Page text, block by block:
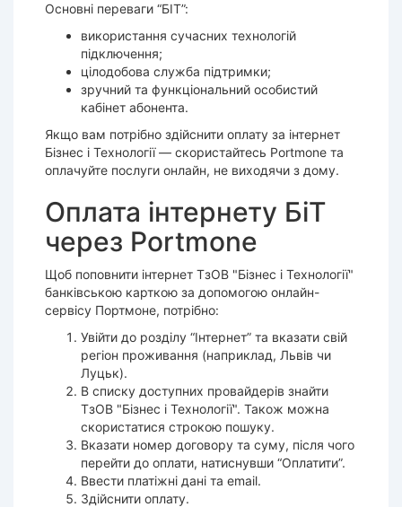
Основні переваги “БІТ”:
використання сучасних технологій
підключення;
цілодобова служба підтримки;
зручний та функціональний особистий
кабінет абонента.
Якщо вам потрібно здійснити оплату за інтернет
Бізнес і Технології — скористайтесь Portmone та
оплачуйте послуги онлайн, не виходячи з дому.
Оплата інтернету БіТ
через Portmone
Щоб поповнити інтернет ТзОВ "Бізнес і Технології"
банківською карткою за допомогою онлайн-
сервісу Портмоне, потрібно:
Увійти до розділу “Інтернет” та вказати свій
регіон проживання (наприклад, Львів чи
Луцьк).
В списку доступних провайдерів знайти
ТзОВ "Бізнес і Технології". Також можна
скористатися строкою пошуку.
Вказати номер договору та суму, після чого
перейти до оплати, натиснувши “Оплатити”.
Ввести платіжні дані та email.
Здійснити оплату.